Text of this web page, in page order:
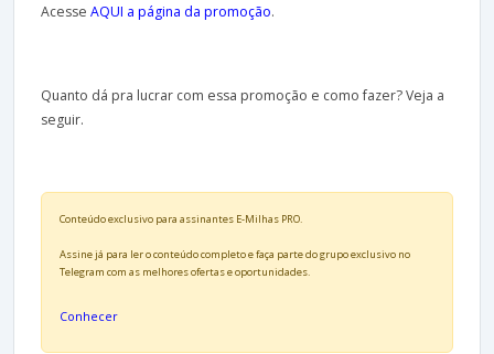
Acesse AQUI a página da promoção.
Quanto dá pra lucrar com essa promoção e como fazer? Veja a
seguir.
Conteúdo exclusivo para assinantes E-Milhas PRO.
Assine já para ler o conteúdo completo e faça parte do grupo exclusivo no
Telegram com as melhores ofertas e oportunidades.
Conhecer